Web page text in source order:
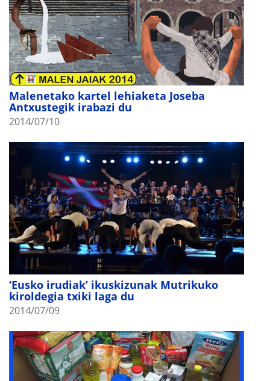
Malenetako kartel lehiaketa Joseba
Antxustegik irabazi du
2014/07/10
‘Eusko irudiak’ ikuskizunak Mutrikuko
kiroldegia txiki laga du
2014/07/09